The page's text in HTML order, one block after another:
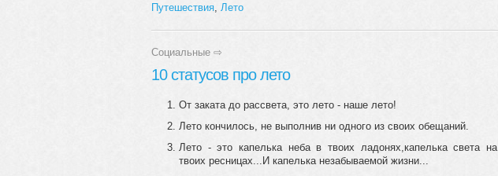
Путешествия Лето
Социальные ⇨
10 статусов про лето
От заката до рассвета, это лето - наше лето!
Лето кончилось, не выполнив ни одного из своих обещаний.
Лето - это капелька неба в твоих ладонях,капелька света на
твоих ресницах...И капелька незабываемой жизни...